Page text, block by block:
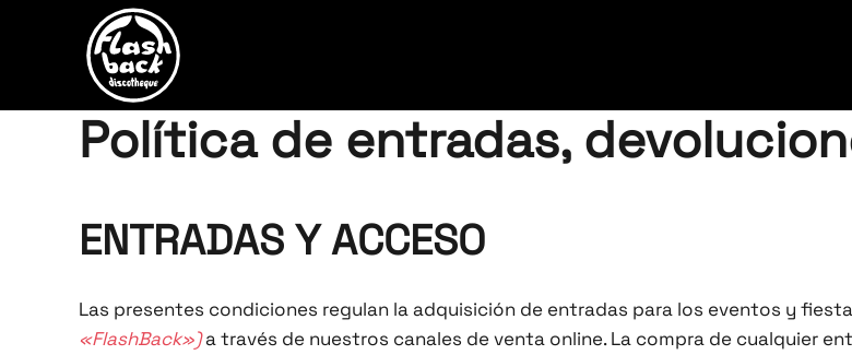
Skip to main content
Política de entradas,
ENTRADAS Y ACCESO
Las presentes condiciones regulan la adquisición de entradas para los eventos y
«FlashBack»)a través de nuestros canales de venta online. La compra de cualquier